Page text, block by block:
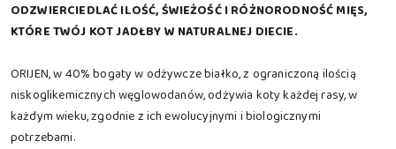
ODZWIERCIEDLAĆ ILOŚĆ, ŚWIEŻOŚĆ I RÓŻNORODNOŚĆ MIĘS,
KTÓRE TWÓJ KOT JADŁBY W NATURALNEJ DIECIE.
ORIJEN, w 40% bogaty w odżywcze białko, z ograniczoną ilością
niskoglikemicznych węglowodanów, odżywia koty każdej rasy, w
każdym wieku, zgodnie z ich ewolucyjnymi i biologicznymi
potrzebami.